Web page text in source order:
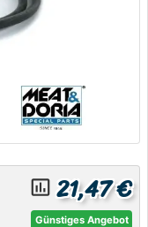
insert_chart_outlined 21,47 €
Günstiges Angebot